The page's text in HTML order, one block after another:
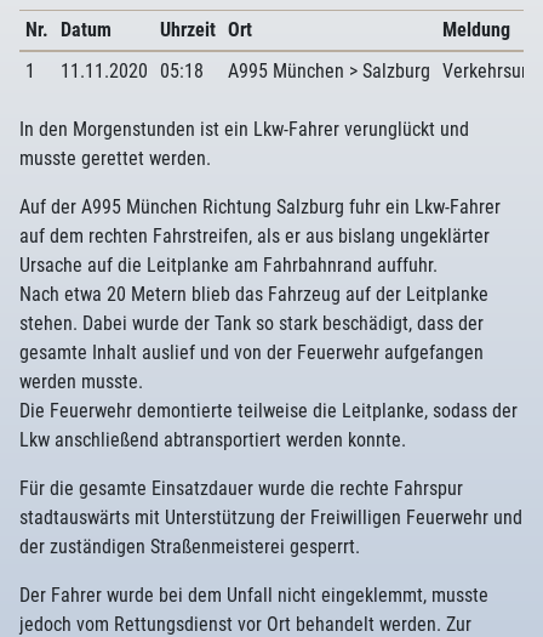
Nr. Datum Uhrzeit Ort
Meldung
1
11.11.2020 05:18 A995 München > Salzburg
In den Morgenstunden ist ein Lkw-Fahrer verunglückt und
musste gerettet werden.
Auf der A995 München Richtung Salzburg fuhr ein Lkw-Fahrer
auf dem rechten Fahrstreifen, als er aus bislang ungeklärter
Ursache auf die Leitplanke am Fahrbahnrand auffuhr.
Nach etwa 20 Metern blieb das Fahrzeug auf der Leitplanke
stehen. Dabei wurde der Tank so stark beschädigt, dass der
gesamte Inhalt auslief und von der Feuerwehr aufgefangen
werden musste.
Die Feuerwehr demontierte teilweise die Leitplanke, sodass der
Lkw anschließend abtransportiert werden konnte.
Für die gesamte Einsatzdauer wurde die rechte Fahrspur
stadtauswärts mit Unterstützung der Freiwilligen Feuerwehr und
der zuständigen Straßenmeisterei gesperrt.
Der Fahrer wurde bei dem Unfall nicht eingeklemmt, musste
jedoch vom Rettungsdienst vor Ort behandelt werden. Zur